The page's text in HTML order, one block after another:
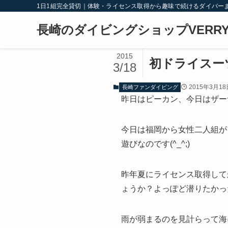
1日1組完全貸切｜体験・ライセンス取得から趣味で続けるダイバー
長崎のダイビングショップ
初ドライス
2015
3/18
長崎ファンダイビング 2015年3月18
昨日はピーカン、今日はザ
今日は福岡から女性二人組
遊びなのです(^_^;)
昨年夏にライセンス取得し
ょうか？よっぽど潜りたか
雨が弱まるのを見計らって